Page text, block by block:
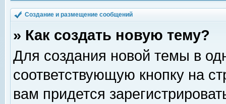
Создание и размещение сообщений
» Как создать новую тему?
Для создания новой темы в
соответствующую кнопку на
вам придется